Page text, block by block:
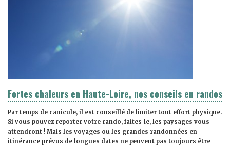
Fortes chaleurs en Haute-Loire, nos conseils en randos
Par temps de canicule, il est conseillé de limiter tout effort physique.
Si vous pouvez reporter votre rando, faites-le, les paysages vous
attendront ! Mais les voyages ou les grandes randonnées en
itinérance prévus de longues dates ne peuvent pas toujours être